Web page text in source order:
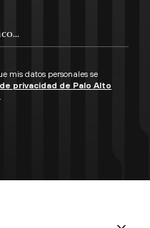
mis datos personales se
privacidad de Palo Alto